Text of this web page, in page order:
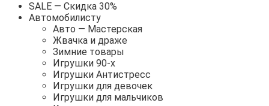
SALE — Скидка 30%
Автомобилисту
Авто — Мастерская
Жвачка и драже
Зимние товары
Игрушки 90-х
Игрушки Антистресс
Игрушки для девочек
Игрушки для мальчиков